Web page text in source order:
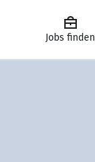
Jobs finden